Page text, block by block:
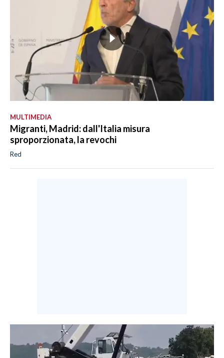
MULTIMEDIA
Migranti, Madrid: dall'Italia misura
sproporzionata, la revochi
Red